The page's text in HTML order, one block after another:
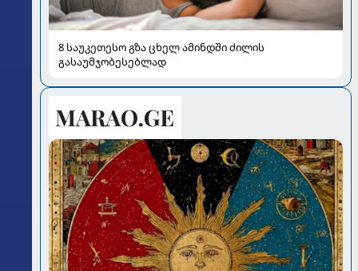
8 საუკეთესო გზა ცხელ ამინდში ძილის
გასაუმჯობესებლად